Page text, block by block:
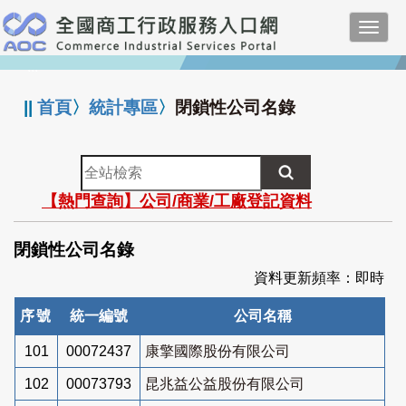
跳
到
主
要
:::
||首頁〉統計專區〉 閉鎖性公司名錄
全
站
檢
索
【熱門查詢】公司/商業/工廠登記資料
閉鎖性公司名錄
資料更新頻率：即時
序號 統一編號 公司名稱
101 00072437 康擎國際股份有限公司
102 00073793 昆兆益公益股份有限公司